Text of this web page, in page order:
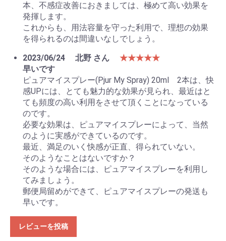
本、不感症改善におきましては、極めて高い効果を
発揮します。
これからも、用法容量を守った利用で、理想の効果
を得られるのは間違いなしでしょう。
2023/06/24
北野 さん
★★★★★
早いです
ピュアマイスプレー(Pjur My Spray) 20ml 2本は、快
感UPには、とても魅力的な効果が見られ、最近はと
ても頻度の高い利用をさせて頂くことになっている
のです。
必要な効果は、ピュアマイスプレーによって、当然
のように実感ができているのです。
最近、満足のいく快感が正直、得られていない。
そのようなことはないですか？
そのような場合には、ピュアマイスプレーを利用し
てみましょう。
郵便局留めができて、ピュアマイスプレーの発送も
早いです。
レビューを投稿